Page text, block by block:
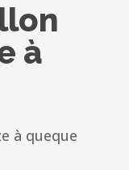
à
à queque